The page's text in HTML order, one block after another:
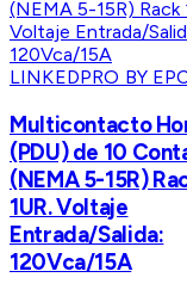
LINKEDPRO BY
Multicontacto
(PDU) de 10
(NEMA 5-15R)
1UR. Voltaje
Entrada/Salida:
120Vca/15A